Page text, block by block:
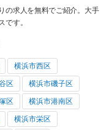
の求人を無料でご紹介。大手
です。
横浜市西区
区 横浜市磯子区
区 横浜市港南区
横浜市栄区